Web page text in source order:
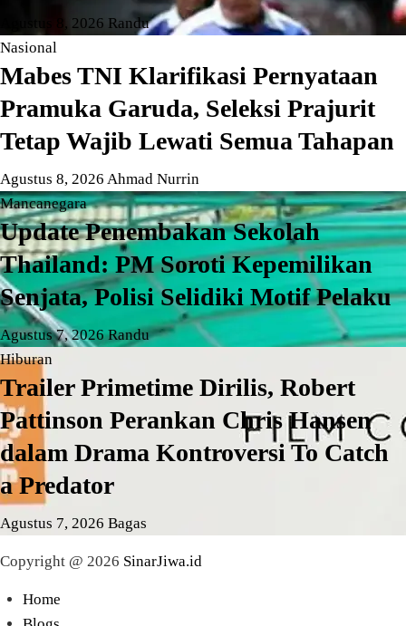
Agustus 8, 2026 Randu
Nasional
Mabes TNI Klarifikasi Pernyataan
Pramuka Garuda, Seleksi Prajurit
Tetap Wajib Lewati Semua Tahapan
Agustus 8, 2026 Ahmad Nurrin
Mancanegara
Update Penembakan Sekolah
Thailand: PM Soroti Kepemilikan
Senjata, Polisi Selidiki Motif Pelaku
Agustus 7, 2026Randu
Hiburan
Trailer Primetime Dirilis, Robert
Pattinson Perankan Chris Hansen
dalam Drama Kontroversi To Catch
a Predator
Agustus 7, 2026 Bagas
Copyright @ 2026 SinarJiwa.id
Home